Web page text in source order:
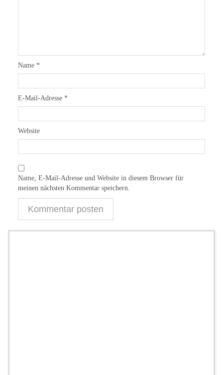
Name *
E-Mail-Adresse *
Website
Name, E-Mail-Adresse und Website in diesem Browser für
meinen nächsten Kommentar speichern.